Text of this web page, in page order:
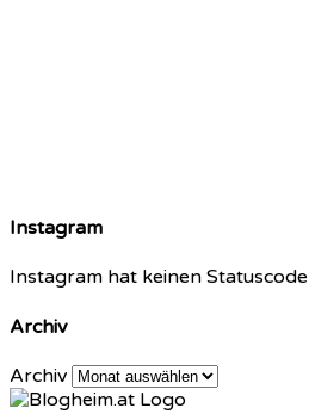
Instagram
Instagram hat keinen
Archiv
Archiv